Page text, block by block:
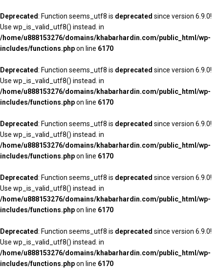
Deprecated: Function seems_utf8 is deprecated since version 6.9.0!
Use wp_is_valid_utf8() instead. in
/home/u888153276/domains/khabarhardin.com/public_html/wp-
includes/functions.phpon line 6170
Deprecated: Function seems_utf8 is deprecated since version 6.9.0!
Use wp_is_valid_utf8() instead. in
/home/u888153276/domains/khabarhardin.com/public_html/wp-
includes/functions.phpon line 6170
Deprecated: Function seems_utf8 is deprecated since version 6.9.0!
Use wp_is_valid_utf8() instead. in
/home/u888153276/domains/khabarhardin.com/public_html/wp-
includes/functions.phpon line 6170
Deprecated: Function seems_utf8 is deprecated since version 6.9.0!
Use wp_is_valid_utf8() instead. in
/home/u888153276/domains/khabarhardin.com/public_html/wp-
includes/functions.phpon line 6170
Deprecated: Function seems_utf8 is deprecated since version 6.9.0!
Use wp_is_valid_utf8() instead. in
/home/u888153276/domains/khabarhardin.com/public_html/wp-
includes/functions.phpon line 6170